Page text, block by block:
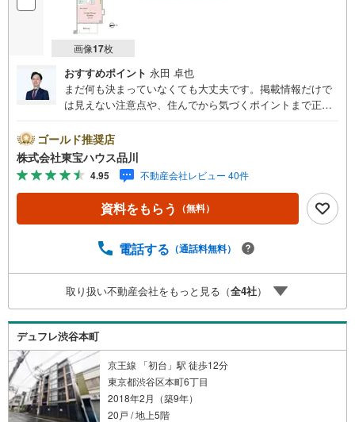
画像17枚
おすすめポイント 永田 卓也
まだ何も決まっていなくても大丈夫です。掲載情報だけで
は見えない注意点や、住んでから気づくポイントまで正直
とも包み隠さずお伝えし、「納得して選ぶ」ためのサポー
トを大切にしています。現地でしか分からないリアルな情
報も含めて、一緒に後悔しない住まい探しを進めていきま
しょう。まずはお気軽にご相談ください。【Yahoo！ 不動
産キャンペーン対象店舗】当店で物件を成約するとPayPay
ボーナスライトがもらえる「Yahoo！ 不動産 物件ご成約キ
予約をする」ボタンからお問い合わせください。※必ずYah
スライトは出金と譲渡はできません。ご案内・詳細な資料
のご請求はお気軽にどうぞ♪お電話でのお問い合わせも常
時受け付けております！お気軽にお問い合わせください。
ゴールド推奨店
株式会社東宝ハウス品川
4.95 不動産会社レビュー 40件
資料をもらう （無料）
電話する （通話料無料）
取り扱い不動産会社をもっと見る（全4社）
デュフレ渋谷本町
京王線 「初台」駅 徒歩12分
東京都渋谷区本町6丁目
2018年2月（築9年）
20戸 / 地上5階